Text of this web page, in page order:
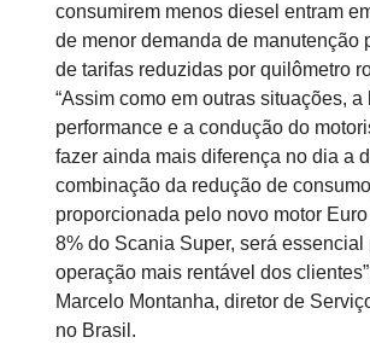
consumirem menos diesel entram
de menor demanda de manutenção
de tarifas reduzidas por quilômetro
“Assim como em outras situações, a
performance e a condução do
fazer ainda mais diferença no dia a
combinação da redução de
proporcionada pelo novo motor
8% do Scania Super, será essencial
operação mais rentável dos
Marcelo Montanha, diretor de
no Brasil.